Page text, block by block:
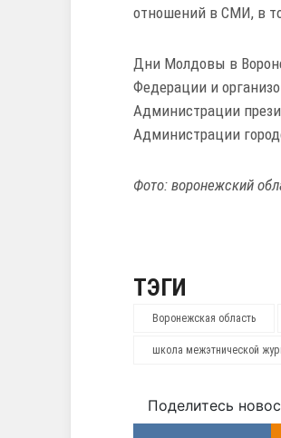
отношений в СМИ, в
Дни Молдовы в
Федерации и
Администрации
Администрации
Фото: воронежский
ТЭГИ
Воронежская область
школа межэтнической
Поделитесь